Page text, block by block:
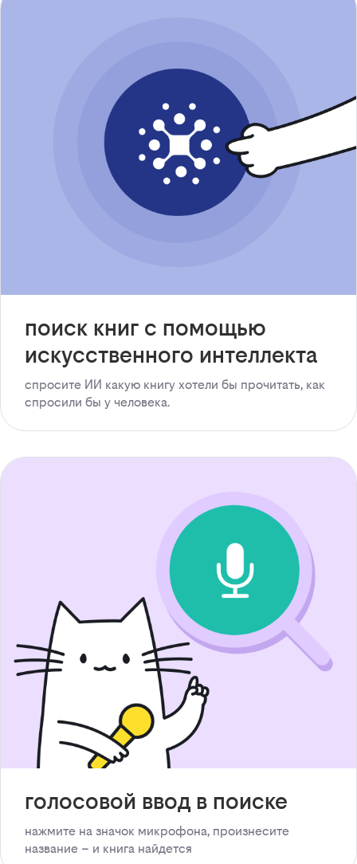
поиск книг с помощью
искусственного интеллекта
спросите ИИ какую книгу хотели бы прочитать, как
спросили бы у человека.
голосовой ввод в поиске
нажмите на значок микрофона, произнесите
название – и книга найдется